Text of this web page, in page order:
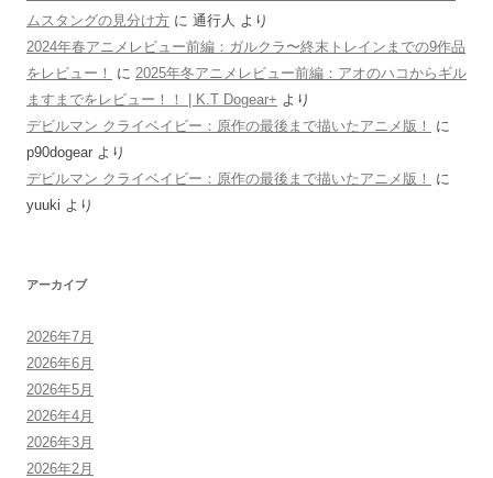
ムスタングの見分け方 に 通行人 より
2024年春アニメレビュー前編：ガルクラ〜終末トレインまでの9作品
をレビュー！
に 2025年冬アニメレビュー前編：アオのハコからギル
ますまでをレビュー！！ | K.T Dogear+ より
デビルマン クライベイビー：原作の最後まで描いたアニメ版！
に
p90dogear より
デビルマン クライベイビー：原作の最後まで描いたアニメ版！
に
yuuki より
アーカイブ
2026年7月
2026年6月
2026年5月
2026年4月
2026年3月
2026年2月